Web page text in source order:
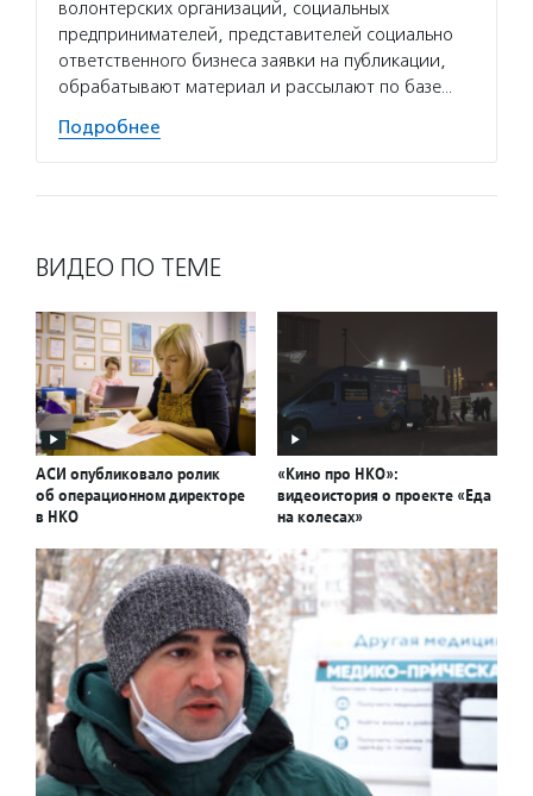
волонтерских организаций, социальных
предпринимателей, представителей социально
ответственного бизнеса заявки на публикации,
обрабатывают материал и рассылают по базе…
Подробнее
ВИДЕО ПО ТЕМЕ
АСИ опубликовало ролик
об операционном директоре
в НКО
«Кино про НКО»:
видеоистория о проекте «Еда
на колесах»